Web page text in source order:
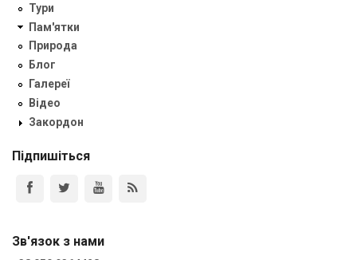
Тури
Пам'ятки
Природа
Блог
Галереї
Відео
Закордон
Підпишіться
Зв'язок з нами